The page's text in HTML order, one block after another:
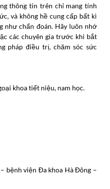
thông tin trên chỉ mang tính
và không hề cung cấp bất kì
như chẩn đoán. Hãy luôn nhớ
các chuyên gia trước khi bắt
pháp điều trị, chăm sóc sức
khoa tiết niệu, nam học.
bệnh viện Đa khoa Hà Đông –